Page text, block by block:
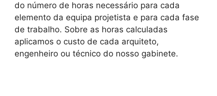
do número de horas necessário para cada
elemento da equipa projetista e para cada fase
de trabalho. Sobre as horas calculadas
aplicamos o custo de cada arquiteto,
engenheiro ou técnico do nosso gabinete.